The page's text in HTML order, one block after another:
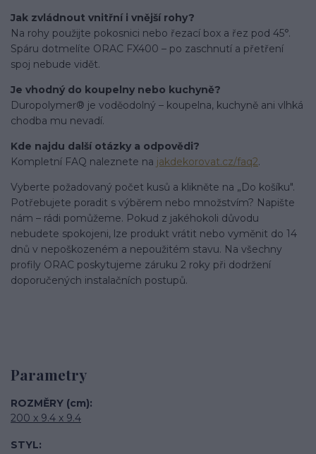
Jak zvládnout vnitřní i vnější rohy?
Na rohy použijte pokosnici nebo řezací box a řez pod 45°.
Spáru dotmelíte ORAC FX400 – po zaschnutí a přetření
spoj nebude vidět.
Je vhodný do koupelny nebo kuchyně?
Duropolymer® je voděodolný – koupelna, kuchyně ani vlhká
chodba mu nevadí.
Kde najdu další otázky a odpovědi?
Kompletní FAQ naleznete na jakdekorovat.cz/faq2.
Vyberte požadovaný počet kusů a klikněte na „Do košíku".
Potřebujete poradit s výběrem nebo množstvím? Napište
nám – rádi pomůžeme. Pokud z jakéhokoli důvodu
nebudete spokojeni, lze produkt vrátit nebo vyměnit do 14
dnů v nepoškozeném a nepoužitém stavu. Na všechny
profily ORAC poskytujeme záruku 2 roky při dodržení
doporučených instalačních postupů.
Parametry
ROZMĚRY (cm)
200 x 9.4 x 9.4
STYL